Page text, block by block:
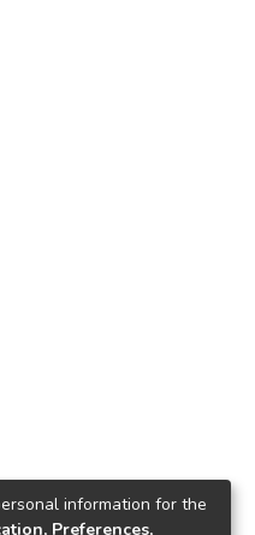
information for the
Preferences,